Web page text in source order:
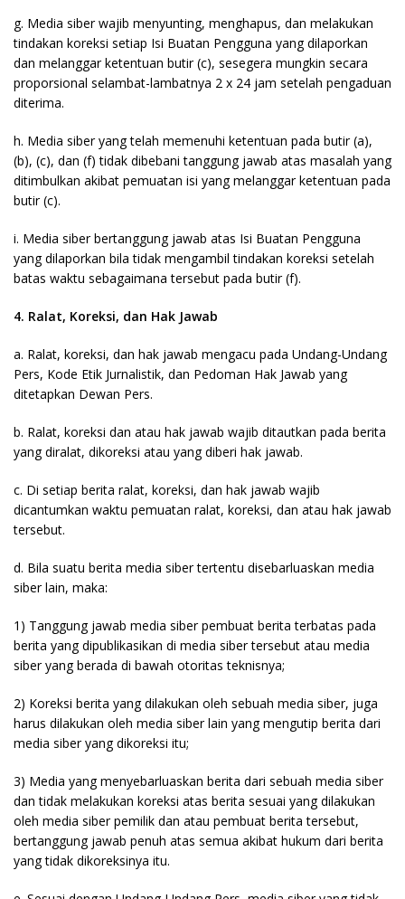
g. Media siber wajib menyunting, menghapus, dan melakukan
tindakan koreksi setiap Isi Buatan Pengguna yang dilaporkan
dan melanggar ketentuan butir (c), sesegera mungkin secara
proporsional selambat-lambatnya 2 x 24 jam setelah pengaduan
diterima.
h. Media siber yang telah memenuhi ketentuan pada butir (a),
(b), (c), dan (f) tidak dibebani tanggung jawab atas masalah yang
ditimbulkan akibat pemuatan isi yang melanggar ketentuan pada
butir (c).
i. Media siber bertanggung jawab atas Isi Buatan Pengguna
yang dilaporkan bila tidak mengambil tindakan koreksi setelah
batas waktu sebagaimana tersebut pada butir (f).
4. Ralat, Koreksi, dan Hak Jawab
a. Ralat, koreksi, dan hak jawab mengacu pada Undang-Undang
Pers, Kode Etik Jurnalistik, dan Pedoman Hak Jawab yang
ditetapkan Dewan Pers.
b. Ralat, koreksi dan atau hak jawab wajib ditautkan pada berita
yang diralat, dikoreksi atau yang diberi hak jawab.
c. Di setiap berita ralat, koreksi, dan hak jawab wajib
dicantumkan waktu pemuatan ralat, koreksi, dan atau hak jawab
tersebut.
d. Bila suatu berita media siber tertentu disebarluaskan media
siber lain, maka:
1) Tanggung jawab media siber pembuat berita terbatas pada
berita yang dipublikasikan di media siber tersebut atau media
siber yang berada di bawah otoritas teknisnya;
2) Koreksi berita yang dilakukan oleh sebuah media siber, juga
harus dilakukan oleh media siber lain yang mengutip berita dari
media siber yang dikoreksi itu;
3) Media yang menyebarluaskan berita dari sebuah media siber
dan tidak melakukan koreksi atas berita sesuai yang dilakukan
oleh media siber pemilik dan atau pembuat berita tersebut,
bertanggung jawab penuh atas semua akibat hukum dari berita
yang tidak dikoreksinya itu.